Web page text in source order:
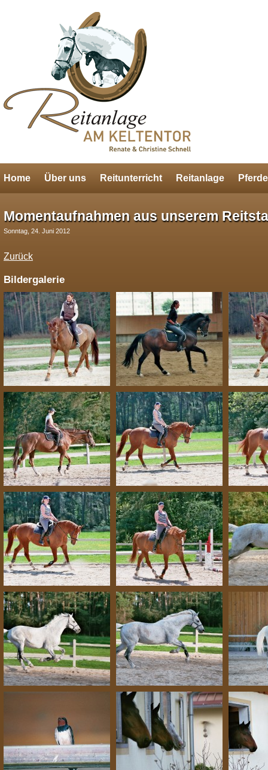
Home Über uns Reitunterricht Reitanlage Pferde
Momentaufnahmen aus unserem
Sonntag, 24. Juni 2012
Zurück
Bildergalerie